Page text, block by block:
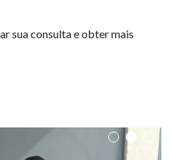
sua consulta e obter mais